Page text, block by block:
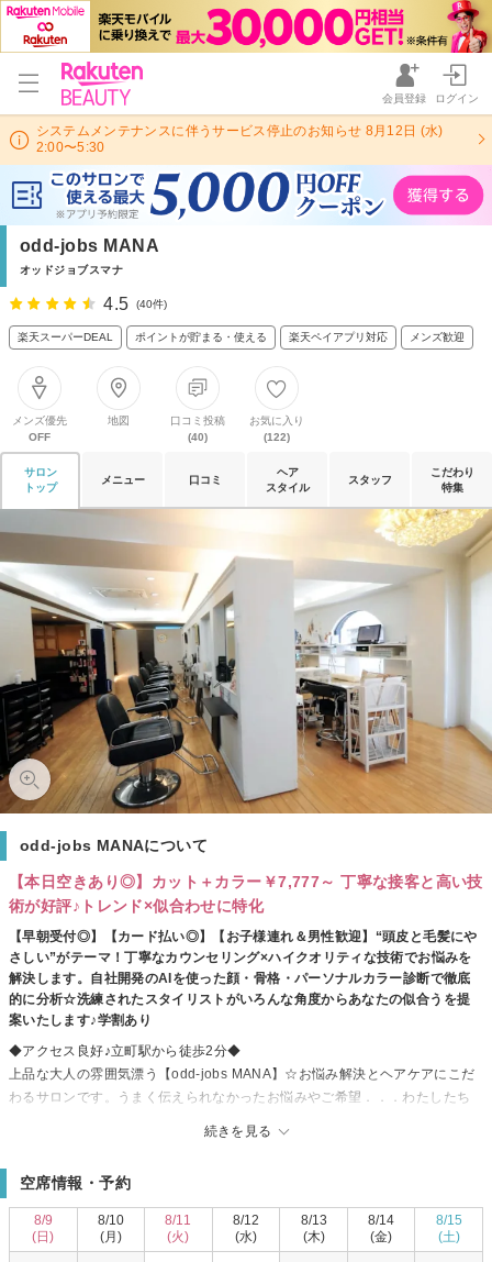
会員登録 ログイン
システムメンテナンスに伴うサービス停止のお知らせ 8月12日 (水)
2:00〜5:30
odd-jobs MANA
オッドジョブスマナ
4.5 (40件)
楽天スーパーDEAL ポイントが貯まる・使える 楽天ペイアプリ対応 メンズ歓迎
メンズ優先
OFF
地図
口コミ投稿
(40)
お気に入り
(122)
サロン
トップ
メニュー 口コミ
ヘア
スタイル
スタッフ
こだわり
特集
odd-jobs MANAについて
【本日空きあり◎】カット＋カラー￥7,777～ 丁寧な接客と高い技
術が好評♪トレンド×似合わせに特化
【早朝受付◎】【カード払い◎】【お子様連れ＆男性歓迎】“頭皮と毛髪にや
さしい”がテーマ！丁寧なカウンセリング×ハイクオリティな技術でお悩みを
解決します。自社開発のAIを使った顔・骨格・パーソナルカラー診断で徹底
的に分析☆洗練されたスタイリストがいろんな角度からあなたの似合うを提
案いたします♪学割あり
続きを見る
◆アクセス良好♪立町駅から徒歩2分◆
上品な大人の雰囲気漂う【odd-jobs MANA】☆お悩み解決とヘアケアにこだ
わるサロンです。うまく伝えられなかったお悩みやご希望．．．わたしたち
＜クオリティ×センスの高さが光る☆カットが自慢！＞
うねり、広がり、ぺたんこetcコンプレックスになる髪の悩みを隠さない！ク
セを活かしたあなただけのスタイルををお届けします♪ボリュームupもdown
空席情報・予約
8/9
(日)
8/10
(月)
8/11
(火)
8/12
(水)
8/13
(木)
8/14
(金)
8/15
(土)